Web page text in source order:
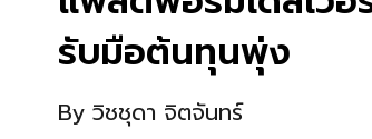
รับมือต้นทุนพุ่ง
By วิชชุดา จิตจันทร์